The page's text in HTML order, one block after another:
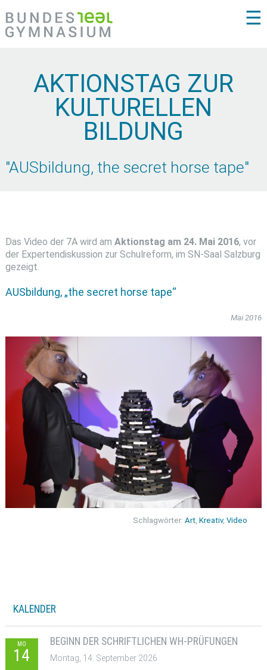
☰
AKTIONSTAG ZUR
KULTURELLEN
BILDUNG
"AUSbildung, the secret horse tape"
Das Video der 7A wird am Aktionstag am 24. Mai 2016, vor
der Expertendiskussion zur Schulreform, im SN-Saal Salzburg
gezeigt.
AUSbildung, „the secret horse tape“
Mai 2016
Schlagwörter:Art ,Kreativ,Video
KALENDER
MO
14
BEGINN DER SCHRIFTLICHEN WH-PRÜFUNGEN
Montag, 14. September 2026